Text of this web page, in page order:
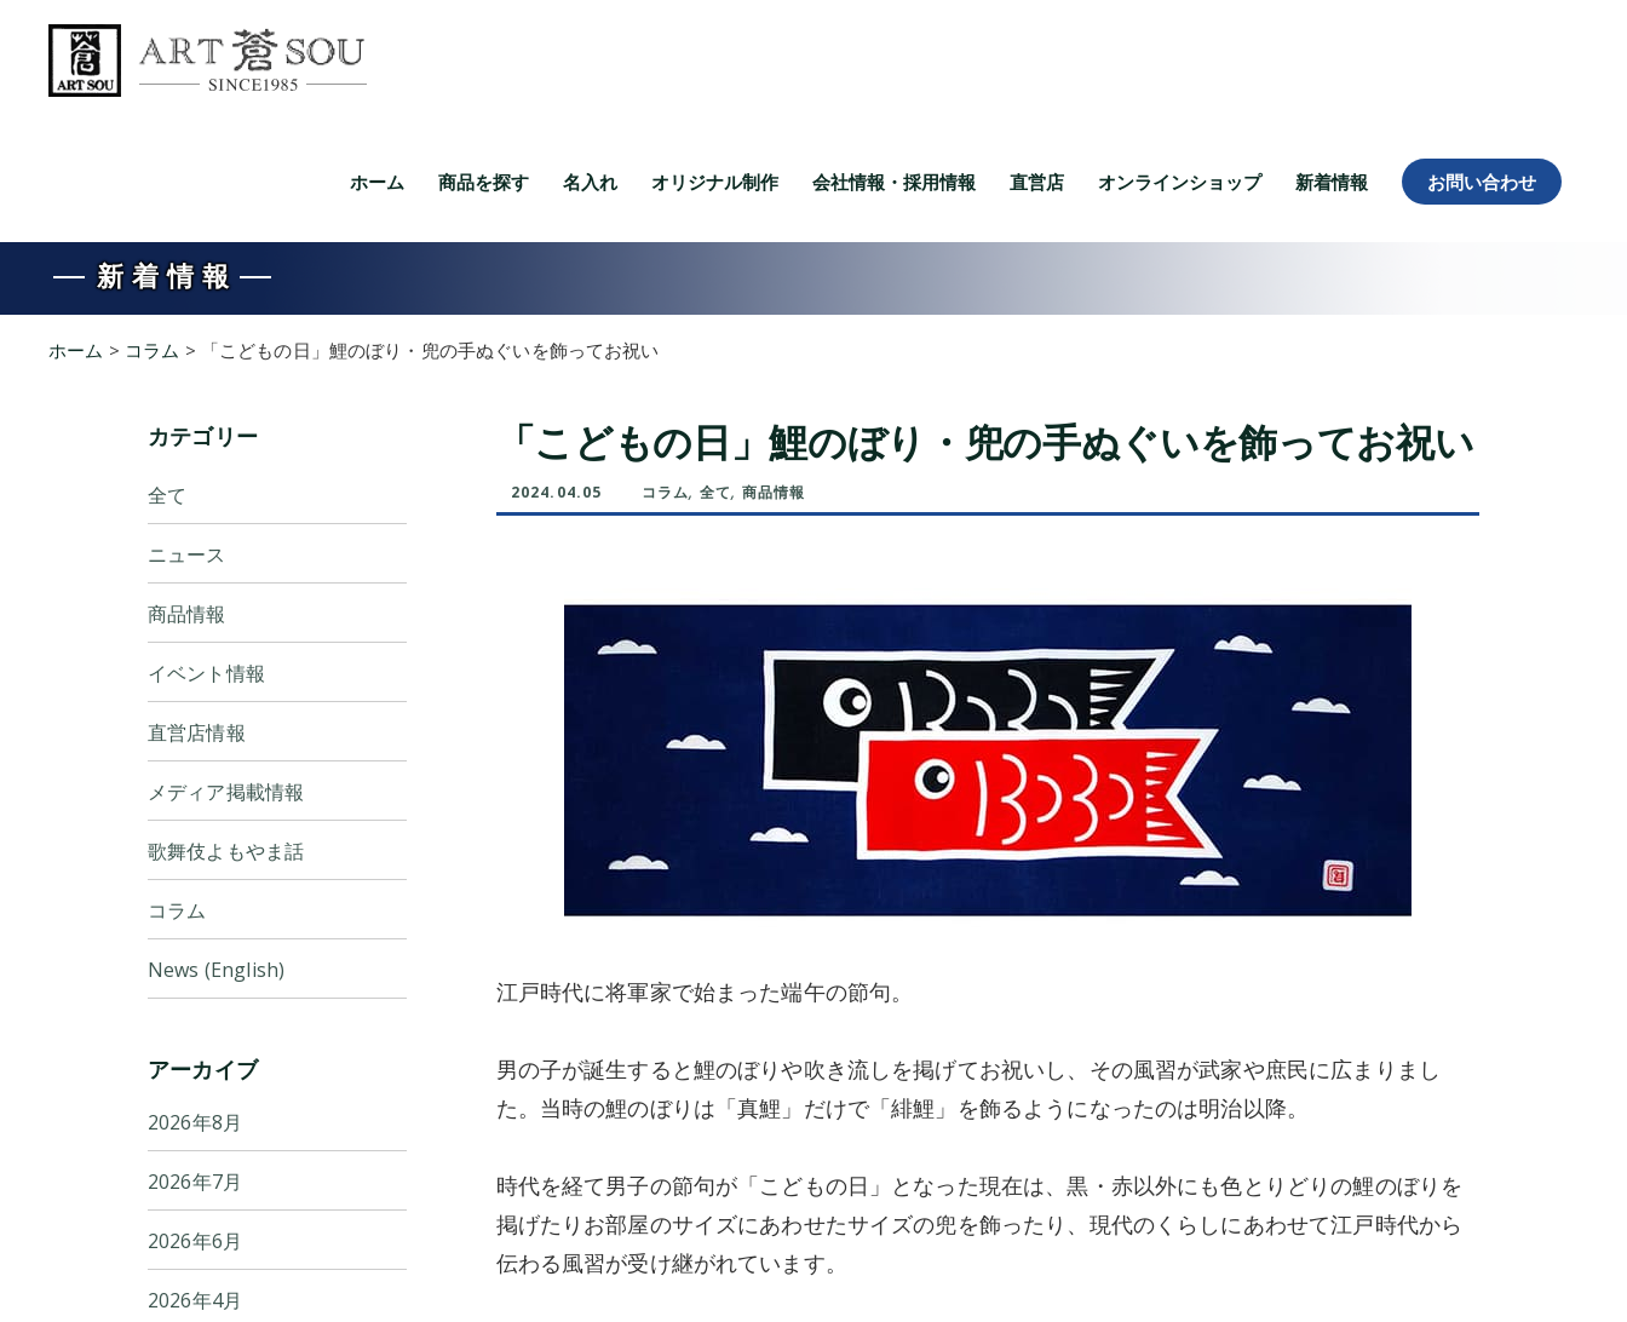
ホーム 商品を探す 名入れ オリジナル制作 会社情報・採用情報 直営店 オンラインショップ 新着情報 お問い合わせ
新着情報
ホーム > コラム > 「こどもの日」鯉のぼり・兜の手ぬぐいを飾ってお祝い
「こどもの日」鯉のぼり・兜の手ぬぐいを飾ってお祝い
2024.04.05 コラム, 全て, 商品情報
江戸時代に将軍家で始まった端午の節句。
男の子が誕生すると鯉のぼりや吹き流しを掲げてお祝いし、その風習が武家や庶民に広まりまし
た。当時の鯉のぼりは「真鯉」だけで「緋鯉」を飾るようになったのは明治以降。
時代を経て男子の節句が「こどもの日」となった現在は、黒・赤以外にも色とりどりの鯉のぼりを
掲げたりお部屋のサイズにあわせたサイズの兜を飾ったり、現代のくらしにあわせて江戸時代から
伝わる風習が受け継がれています。
カテゴリー
全て
ニュース
商品情報
イベント情報
直営店情報
メディア掲載情報
歌舞伎よもやま話
コラム
News (English)
アーカイブ
2026年8月
2026年7月
2026年6月
2026年4月